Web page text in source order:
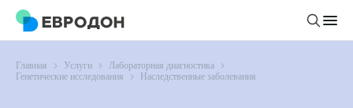
Личный кабинет
Главная Услуги
Лабораторная диагностика
Генетические исследования
Наследственные заболевания